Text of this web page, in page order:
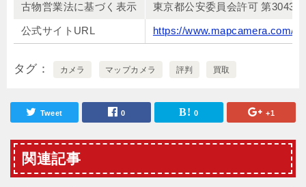
古物営業法に基づく表示 東京都公安委員会許可 第
公式サイト URL https://www.mapcamera.com/
タグ カメラ マップカメラ 評判 買取
Tweet 0 0 +1
関連記事